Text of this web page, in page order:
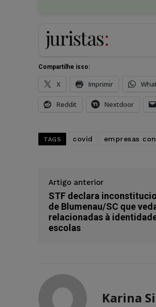
Compartilhe isso:
X Imprimir
Reddit Nextdoor
TAGS covid empresas
Artigo anterior
STF declara
de Blumenau/SC que
relacionadas à
escolas
Karina